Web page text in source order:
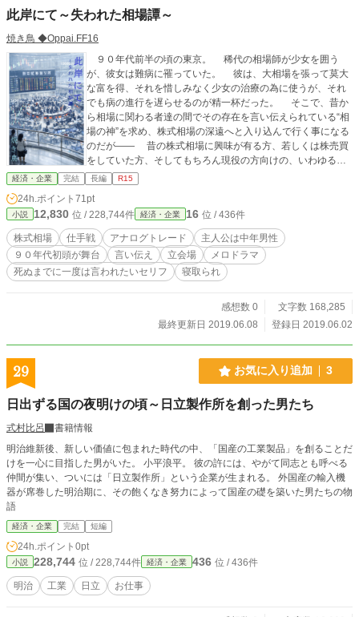
もやま話主体で投稿しますので、懸賞情報はオマケレベルに
です。 ----------------------------------------- ※なんか違うのかもと
思い、エッセイ→経済/企業カテに引っ越してきました。とは
いえ、 さすがにコレをライト文芸大賞に出そうとは思わない
です。(^_^;) ------------------ 本作品は生成AI不使用です。 本作
品はアルファポリスオンリーです。
此岸にて～失われた相場譚～
焼き鳥 ◆Oppai.FF16
９０年代前半の頃の東京。 稀代の相場師が少女を囲う
が、彼女は難病に罹っていた。 彼は、大相場を張って莫大
な富を得、それを惜しみなく少女の治療の為に使うが、それ
でも病の進行を遅らせるのが精一杯だった。 そこで、昔か
ら相場に関わる者達の間でその存在を言い伝えられている“相
場の神”を求め、株式相場の深遠へと入り込んで行く事になる
のだが―― 昔の株式相場に興味が有る方、若しくは株売買
をしていた方、そしてもちろん現役の方向けの、いわゆるお
伽話です。お楽しみ頂けましたら幸いです。 メロドラマも
嫌いじゃない、という方も是非。 カクヨム様でも細かい修
正を加えながら投稿しています。
経済・企業 完結 長編 R15
24h.ポイント 71pt
小説 12,830 位 / 228,744件 経済・企業 16 位 / 436件
株式相場 仕手戦 アナログトレード
主人公は中年男性
９０年代初頭が舞台
言い伝え 立会場
メロドラマ
死ぬまでに一度は言われたいセリフ
寝取られ
感想数 0
文字数 168,285
最終更新日 2019.06.08
登録日 2019.06.02
29 お気に入り追加 3
日出ずる国の夜明けの頃～日立製作所を創った男たち
式村比呂
書籍情報
明治維新後、新しい価値に包まれた時代の中、「国産の工業製品」を創ることだ
けを一心に目指した男がいた。 小平浪平。 彼の許には、やがて同志とも呼べる
仲間が集い、ついには「日立製作所」という企業が生まれる。 外国産の輸入機
器が席巻した明治期に、その飽くなき努力によって国産の礎を築いた男たちの物
語
経済・企業 完結 短編
24h.ポイント 0pt
小説 228,744 位 / 228,744件 経済・企業 436 位 / 436件
明治 工業 日立 お仕事